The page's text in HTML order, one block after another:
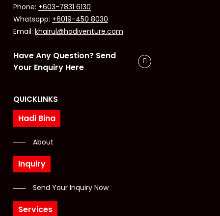
Phone: +603-7831 6130
Whatsapp: +6019-450 8030
Email: khairul@hadiventure.com
Have Any Question? Send
Your Enquiry Here
QUICKLINKS
Hadi Bina
About
Inquiry
Send Your Inquiry Now
Services